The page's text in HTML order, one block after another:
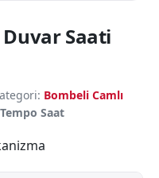
Duvar Saati
Bombeli Camlı
Tempo Saat